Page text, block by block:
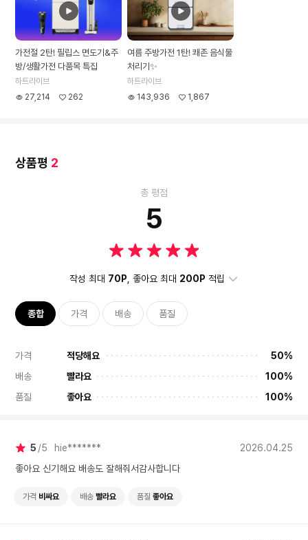
가전절 2탄! 필립스 면도기&주
방/생활가전 다품목 특집
하트라이브
27,214
262
여름 주방가전 1탄! 쾌존 음식물
처리기✨
하트라이브
143,936
1,867
상품평 2
총 평점
5
작성 최대 70P, 좋아요 최대 200P 적립
종합 가격 배송 품질
가격 적당해요
50%
배송
빨라요
100%
품질
좋아요 100%
5 5 hie*******
2026.04.25
좋아요 신기해요 배송도 잘해줘서감사합니다
가격 비싸요 배송 빨라요 품질 좋아요